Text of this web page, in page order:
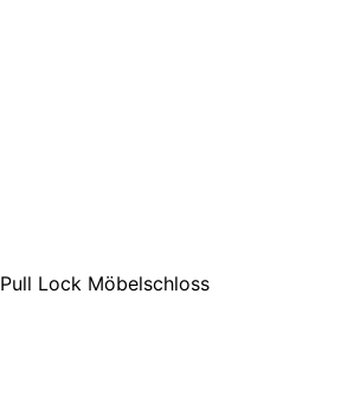
Pull Lock Möbelschloss